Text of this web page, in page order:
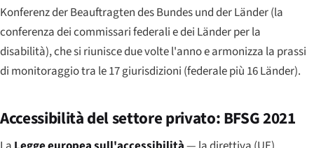
Konferenz der Beauftragten des Bundes und der Länder(la
conferenza dei commissari federali e dei Länder per la
disabilità), che si riunisce due volte l'anno e armonizza la prassi
di monitoraggio tra le 17 giurisdizioni (federale più 16 Länder).
Accessibilità del settore privato: BFSG 2021